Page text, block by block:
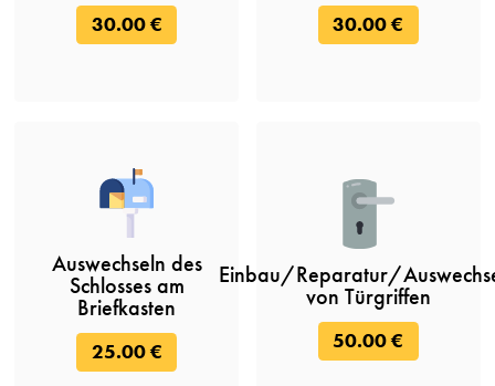
30.00 € 30.00 €
Auswechseln des
Schlosses am
Briefkasten
25.00 €
Einbau/Reparatur/
von Türgriffen
50.00 €